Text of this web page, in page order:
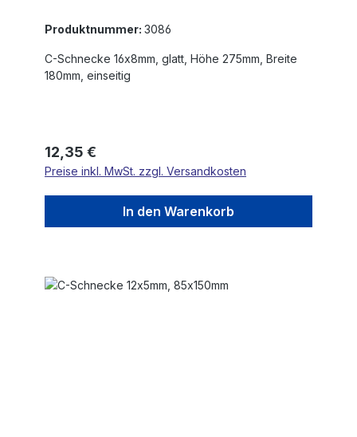
Produktnummer: 3086
C-Schnecke 16x8mm, glatt, Höhe 275mm, Breite
180mm, einseitig
Regulärer Preis:
12,35 €
Preise inkl. MwSt. zzgl. Versandkosten
In den Warenkorb